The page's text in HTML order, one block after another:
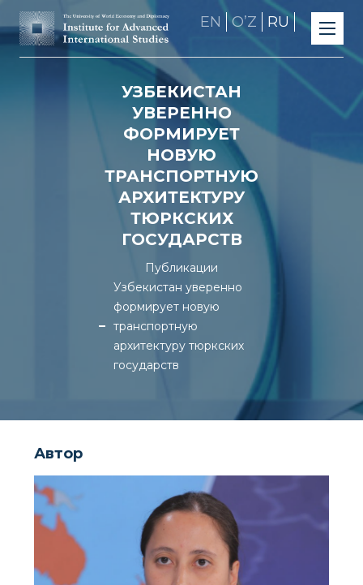
EN OʼZ RU
УЗБЕКИСТАН
УВЕРЕННО
ФОРМИРУЕТ
НОВУЮ
ТРАНСПОРТНУЮ
АРХИТЕКТУРУ
ТЮРКСКИХ
ГОСУДАРСТВ
Публикации
Узбекистан уверенно
формирует новую
транспортную
архитектуру тюркских
государств
Автор